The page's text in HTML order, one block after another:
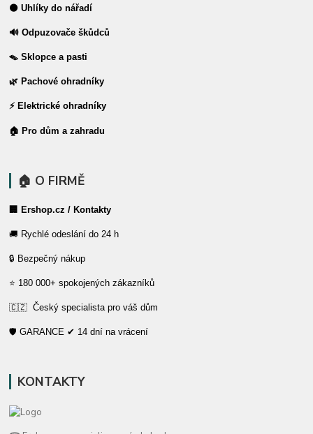
⚫ Uhlíky do nářadí
🔊 Odpuzovače škůdců
🪤 Sklopce a pasti
🌿 Pachové ohradníky
⚡ Elektrické ohradníky
🏠 Pro dům a zahradu
🏠 O FIRMĚ
🏢 Ershop.cz / Kontakty
🚚 Rychlé odeslání do 24 h
🔒 Bezpečný nákup
⭐ 180 000+ spokojených zákazníků
🇨🇿 Český specialista pro váš dům
🛡️ GARANCE ✔ 14 dní na vrácení
KONTAKTY